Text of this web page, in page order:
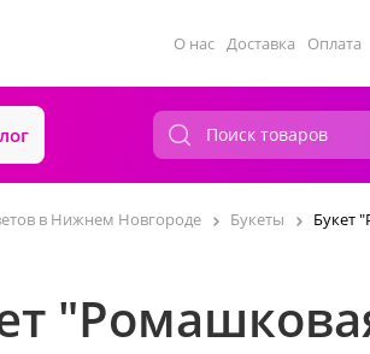
О нас Доставка Оплата
в Нижнем Новгороде Букеты Букет